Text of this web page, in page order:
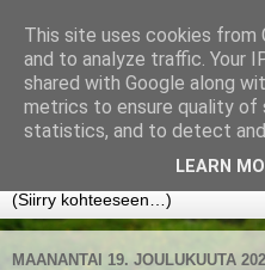
Uusi Suunta - Jokainen hetki
MAANANTAI 19. JOULUKUUTA
This site uses cookies
and to analyze traffic. Your
shared with Google along
metrics to ensure quality of
statistics, and to detect and
LEARN